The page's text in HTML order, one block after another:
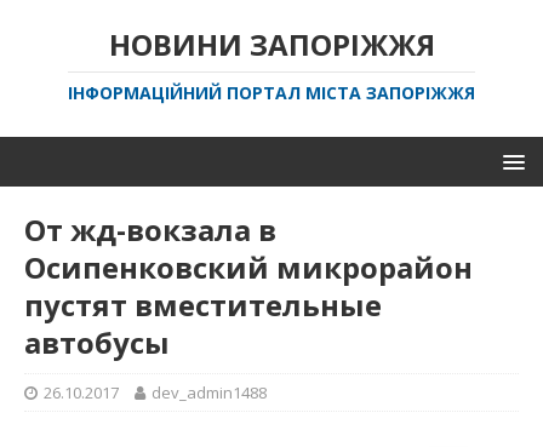
НОВИНИ ЗАПОРІЖЖЯ
ІНФОРМАЦІЙНИЙ ПОРТАЛ МІСТА ЗАПОРІЖЖЯ
От жд-вокзала в
Осипенковский микрорайон
пустят вместительные
автобусы
26.10.2017 dev_admin1488